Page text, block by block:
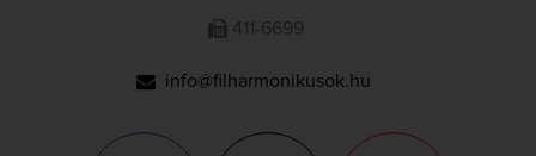
411-6699
info@filharmonikusok.hu